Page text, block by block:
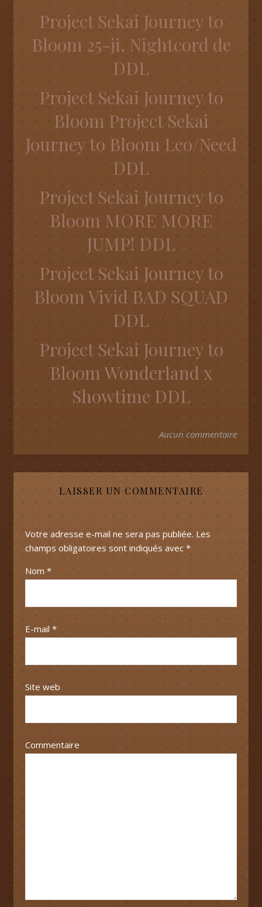
Project Sekai Journey to
Bloom 25-ji, Nightcord de
DDL
Project Sekai Journey to
Bloom Project Sekai
Journey to Bloom Leo/Need
DDL
Project Sekai Journey to
Bloom MORE MORE
JUMP! DDL
Project Sekai Journey to
Bloom Vivid BAD SQUAD
DDL
Project Sekai Journey to
Bloom Wonderland x
Showtime DDL
Aucun commentaire
LAISSER UN COMMENTAIRE
Votre adresse e-mail ne sera pas publiée. Les
champs obligatoires sont indiqués avec *
Nom *
E-mail *
Site web
Commentaire